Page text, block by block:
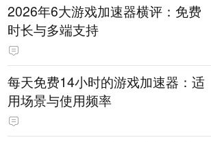
2026年6大游戏加速器横评：免费
时长与多端支持
每天免费14小时的游戏加速器：适
用场景与使用频率